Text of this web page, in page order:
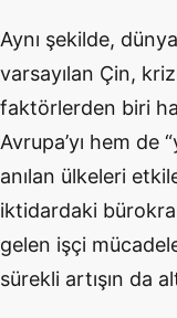
Aynı şekilde,
varsayılan Çin,
faktörlerden biri
Avrupa’yı hem de
anılan ülkeleri
iktidardaki
gelen işçi
sürekli artışın da